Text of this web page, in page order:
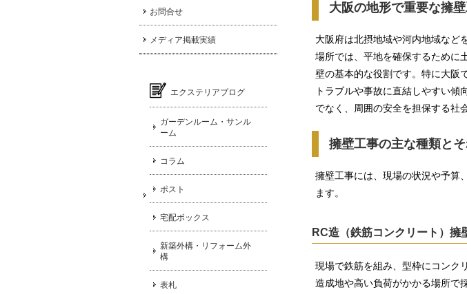
お問合せ
メディア掲載実績
エクステリアブログ
ガーデンルーム・サンル
ーム
コラム
ポスト
宅配ボックス
新築外構・リフォーム外
構
表札
大阪の地形で重要な擁
大阪府は北摂地域や河内地域など
場所では、平地を確保するために
壁の基本的な役割です。特に大阪
トラブルや事故に直結しやすい
でなく、周囲の安全を担保する社
擁壁工事の主な種類と
擁壁工事には、現場の状況や予算
ます。
RC造（鉄筋コンクリート）擁
現場で鉄筋を組み、型枠にコンク
造成地や高い負荷がかかる場所で